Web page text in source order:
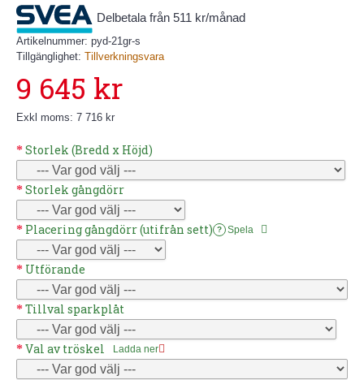
Delbetala från 511 kr/månad
Artikelnummer: pyd-21gr-s
Tillgänglighet: Tillverkningsvara
9 645 kr
Exkl moms: 7 716 kr
Storlek (Bredd x Höjd)
Storlek gångdörr
Placering gångdörr (utifrån sett) ? Spela
Utförande
Tillval sparkplåt
Val av tröskel Ladda ner